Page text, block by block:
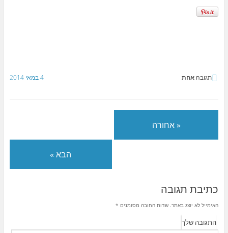
4 במאי 2014 תגובה אחת
« אחורה
הבא »
כתיבת תגובה
האימייל לא יוצג באתר.שדות החובה מסומנים *
התגובה שלך